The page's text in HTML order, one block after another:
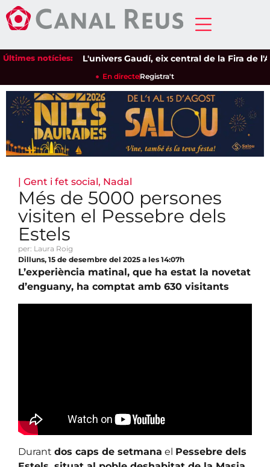
Últimes notícies:L'univers Gaudí, eix central de la Fira de
En directeRegistra't
| Gent i fet social, Nadal
Més de 5000 persones
visiten el Pessebre dels
Estels
per: Laura Roig
Dilluns, 15 de desembre del 2025 a les 14:07h
L’experiència matinal, que ha estat la novetat
d’enguany, ha comptat amb 630 visitants
Durant dos caps de setmana el Pessebre dels